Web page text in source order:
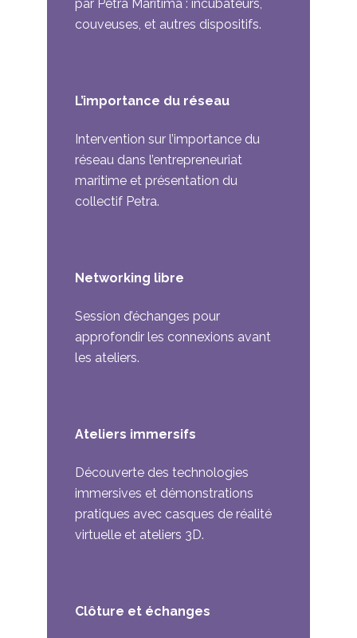
par Petra Maritima : incubateurs,
couveuses, et autres dispositifs.
L’importance du réseau
Intervention sur l’importance du
réseau dans l’entrepreneuriat
maritime et présentation du
collectif Petra.
Networking libre
Session d’échanges pour
approfondir les connexions avant
les ateliers.
Ateliers immersifs
Découverte des technologies
immersives et démonstrations
pratiques avec casques de réalité
virtuelle et ateliers 3D.
Clôture et échanges